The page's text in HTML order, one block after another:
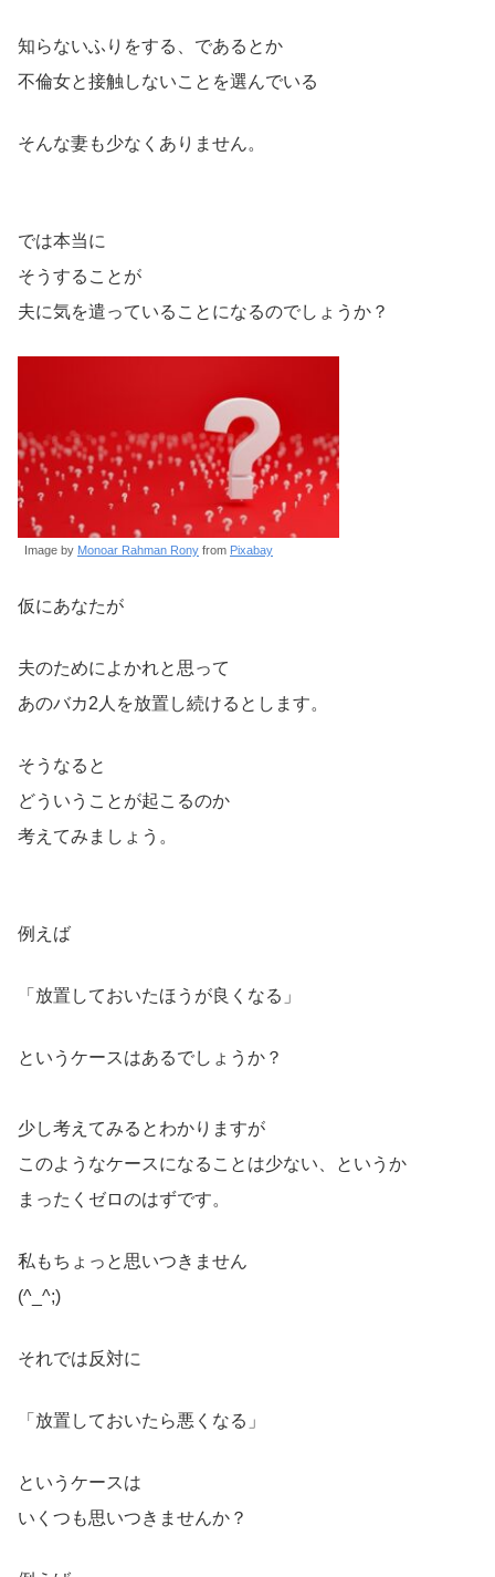
知らないふりをする、であるとか
不倫女と接触しないことを選んでいる
そんな妻も少なくありません。
では本当に
そうすることが
夫に気を遣っていることになるのでしょうか？
Image by Monoar Rahman Rony from Pixabay
仮にあなたが
夫のためによかれと思って
あのバカ2人を放置し続けるとします。
そうなると
どういうことが起こるのか
考えてみましょう。
例えば
「放置しておいたほうが良くなる」
というケースはあるでしょうか？
少し考えてみるとわかりますが
このようなケースになることは少ない、というか
まったくゼロのはずです。
私もちょっと思いつきません
(^_^;)
それでは反対に
「放置しておいたら悪くなる」
というケースは
いくつも思いつきませんか？